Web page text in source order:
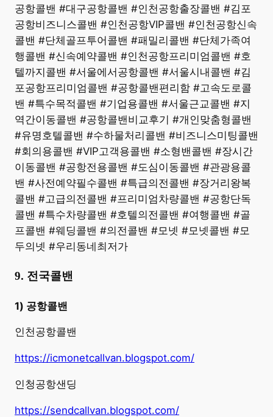
공항콜밴 #대구공항콜밴 #인천공항출장콜밴 #김포
공항비즈니스콜밴 #인천공항VIP콜밴 #인천공항신속
콜밴 #단체골프투어콜밴 #패밀리콜밴 #단체가족여
행콜밴 #신속예약콜밴 #인천공항프리미엄콜밴 #호
텔까지콜밴 #서울에서공항콜밴 #서울시내콜밴 #김
포공항프리미엄콜밴 #공항콜밴편리함 #고속도로콜
밴 #특수목적콜밴 #기업용콜밴 #서울근교콜밴 #지
역간이동콜밴 #공항콜밴비교후기 #개인맞춤형콜밴
#유명호텔콜밴 #수하물처리콜밴 #비즈니스미팅콜밴
#회의용콜밴 #VIP고객용콜밴 #소형밴콜밴 #장시간
이동콜밴 #공항전용콜밴 #도심이동콜밴 #관광용콜
밴 #사전예약필수콜밴 #특급의전콜밴 #장거리왕복
콜밴 #고급의전콜밴 #프리미엄차량콜밴 #공항단독
콜밴 #특수차량콜밴 #호텔의전콜밴 #여행콜밴 #골
프콜밴 #웨딩콜밴 #의전콜밴 #모넷 #모넷콜밴 #모
두의넷 #우리동네최저가
9. 전국콜밴
1) 공항콜밴
인천공항콜밴
https://icmonetcallvan.blogspot.com/
인청공항샌딩
https://sendcallvan.blogspot.com/